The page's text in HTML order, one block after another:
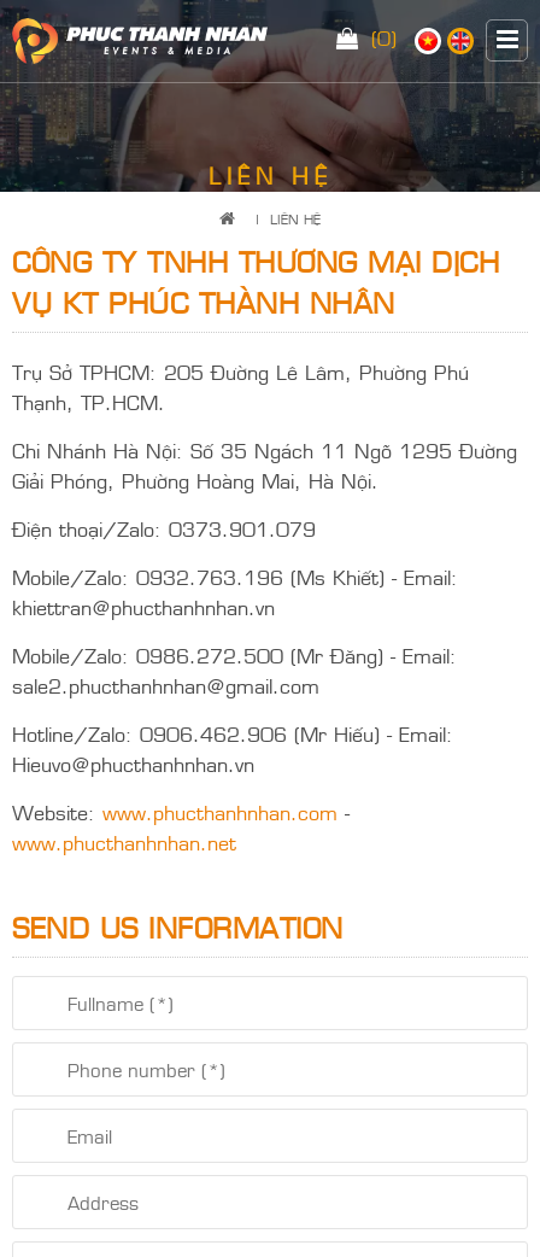
(0)
LIÊN HỆ
| LIÊN HỆ
CÔNG TY TNHH THƯƠNG MẠI DỊCH
VỤ KT PHÚC THÀNH NHÂN
Trụ Sở TPHCM: 205 Đường Lê Lâm, Phường Phú
Thạnh, TP.HCM.
Chi Nhánh Hà Nội: Số 35 Ngách 11 Ngõ 1295 Đường
Giải Phóng, Phường Hoàng Mai, Hà Nội.
Điện thoại/Zalo: 0373.901.079
Mobile/Zalo: 0932.763.196 (Ms Khiết) - Email:
khiettran@phucthanhnhan.vn
Mobile/Zalo: 0986.272.500 (Mr Đăng) - Email:
sale2.phucthanhnhan@gmail.com
Hotline/Zalo: 0906.462.906 (Mr Hiếu) - Email:
Hieuvo@phucthanhnhan.vn
Website: www.phucthanhnhan.com -
www.phucthanhnhan.net
SEND US INFORMATION